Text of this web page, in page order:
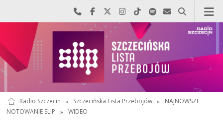
Najlepiej po prostu do nas zadzwoń
Odwiedź nas na Facebook-u
Odwiedź nas na X
Odwiedź nas na Instagram-ie
Odwiedź nas na TikTok-u
Szukaj nas na Spotify
Wyślij do nas
Szukaj
Radio Szczecin » Szczecińska Lista Przebojów »
NAJNOWSZE
NOTOWANIE SLIP
» WIDEO